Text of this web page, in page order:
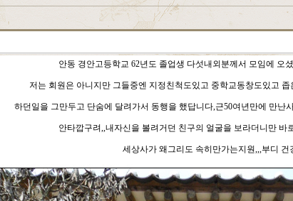
안동 경안고등학교 62년도 졸업생 다섯내외분께서 모임에 오
저는 회원은 아니지만 그들중엔 지정친척도있고 중학교동창도있고
하던일을 그만두고 단숨에 달려가서 동행을 했답니다,근50여년만에 만난
안타깝구려,,내자신을 볼려거던 친구의 얼굴을 보라더니만 바
세상사가 왜그리도 속히만가는지원,,,부디 건